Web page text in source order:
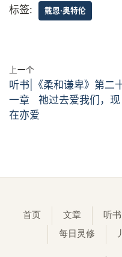
标签: 戴恩·奥特伦
上一个
听书|《柔和谦卑》第二
一章 祂过去爱我们，现
在亦爱
首页 文章 听书
每日灵修